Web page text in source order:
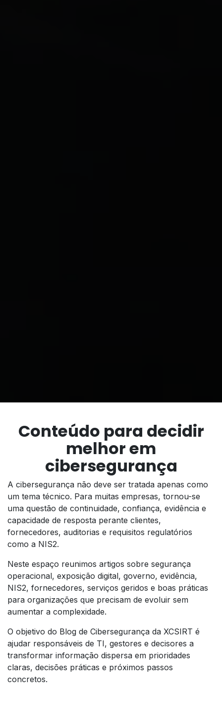
Conteúdo para decidir
melhor em
cibersegurança
A cibersegurança não deve ser tratada apenas como
um tema técnico. Para muitas empresas, tornou-se
uma questão de continuidade, confiança, evidência e
capacidade de resposta perante clientes,
fornecedores, auditorias e requisitos regulatórios
como a NIS2.
Neste espaço reunimos artigos sobre segurança
operacional, exposição digital, governo, evidência,
NIS2, fornecedores, serviços geridos e boas práticas
para organizações que precisam de evoluir sem
aumentar a complexidade.
O objetivo do Blog de Cibersegurança da XCSIRT é
ajudar responsáveis de TI, gestores e decisores a
transformar informação dispersa em prioridades
claras, decisões práticas e próximos passos
concretos.